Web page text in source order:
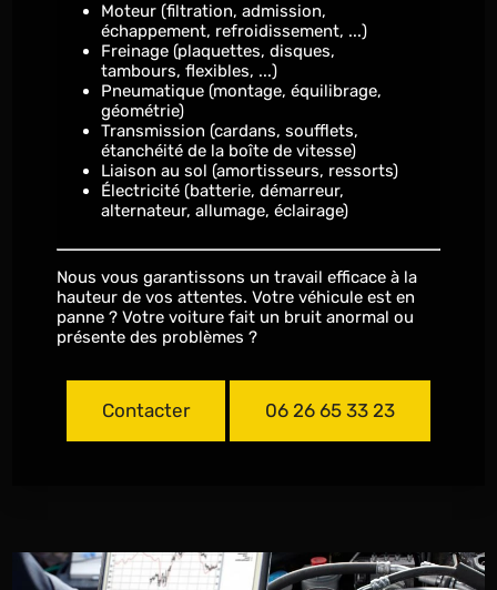
Moteur (filtration, admission,
échappement, refroidissement, ...)
Freinage (plaquettes, disques,
tambours, flexibles, ...)
Pneumatique (montage, équilibrage,
géométrie)
Transmission (cardans, soufflets,
étanchéité de la boîte de vitesse)
Liaison au sol (amortisseurs, ressorts)
Électricité (batterie, démarreur,
alternateur, allumage, éclairage)
Nous vous garantissons un travail efficace à la
hauteur de vos attentes. Votre véhicule est en
panne ? Votre voiture fait un bruit anormal ou
présente des problèmes ?
Contacter 06 26 65 33 23